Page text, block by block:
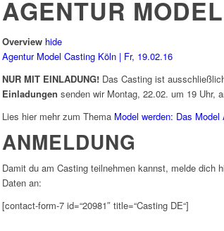
AGENTUR
Overview hide
Agentur Model Casting Köln | Fr, 19.02.16
NUR MIT EINLADUNG! Das Casting ist
Einladungen senden wir Montag, 22.02. um 19 Uhr,
Lies hier mehr zum Thema Model werden: Das Model
ANMELDUNG
Damit du am Casting teilnehmen kannst, melde dich
Daten an:
[contact-form-7 id=“20981″ title=“Casting DE“]